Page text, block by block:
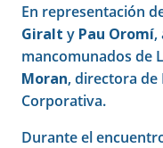
En representación
Giralt y Pau Oromí,
mancomunados de
Moran, directora de
Corporativa.
Durante el